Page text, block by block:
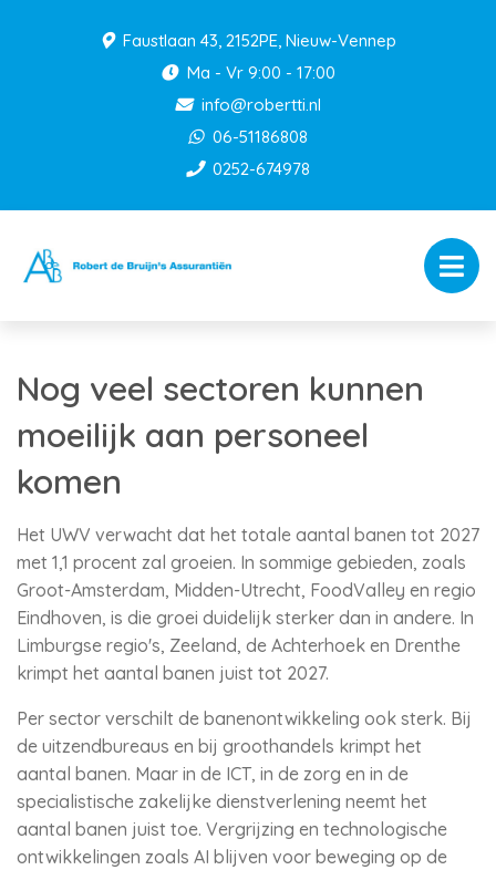
Faustlaan 43, 2152PE, Nieuw-Vennep
Ma - Vr 9:00 - 17:00
info@robertti.nl
06-51186808
0252-674978
Nog veel sectoren kunnen
moeilijk aan personeel
komen
Het UWV verwacht dat het totale aantal banen tot 2027
met 1,1 procent zal groeien. In sommige gebieden, zoals
Groot-Amsterdam, Midden-Utrecht, FoodValley en regio
Eindhoven, is die groei duidelijk sterker dan in andere. In
Limburgse regio's, Zeeland, de Achterhoek en Drenthe
krimpt het aantal banen juist tot 2027.
Per sector verschilt de banenontwikkeling ook sterk. Bij
de uitzendbureaus en bij groothandels krimpt het
aantal banen. Maar in de ICT, in de zorg en in de
specialistische zakelijke dienstverlening neemt het
aantal banen juist toe. Vergrijzing en technologische
ontwikkelingen zoals AI blijven voor beweging op de